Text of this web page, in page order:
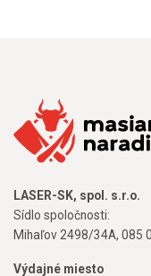
LASER-SK, spol. s.r.o.
Sídlo spoločnosti:
Mihaľov 2498/34A, 085
Výdajné miesto